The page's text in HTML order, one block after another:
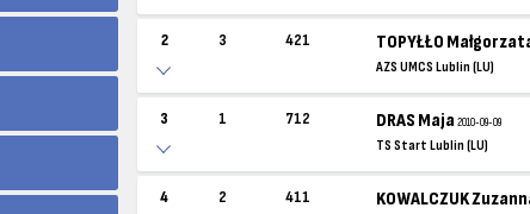
2 3 421 TOPYŁŁO
AZS UMCS Lublin (LU)
3 1 712 DRAS Maja2010-09-09
TS Start Lublin (LU)
4 2 411 KOWALCZUK